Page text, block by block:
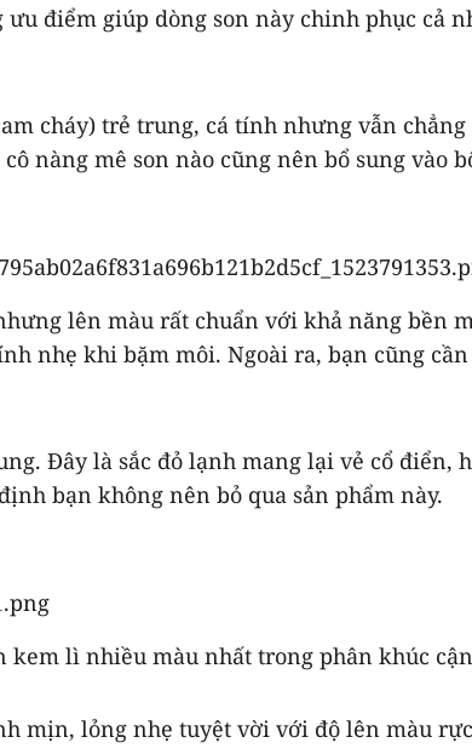
điểm giúp dòng son này chinh phục cả
cháy) trẻ trung, cá tính nhưng vẫn
nàng mê son nào cũng nên bổ sung vào
lên màu rất chuẩn với khả năng bền
nhẹ khi bặm môi. Ngoài ra, bạn cũng
Đây là sắc đỏ lạnh mang lại vẻ cổ điển,
bạn không nên bỏ qua sản phẩm này.
kem lì nhiều màu nhất trong phân khúc
mịn, lỏng nhẹ tuyệt vời với độ lên màu